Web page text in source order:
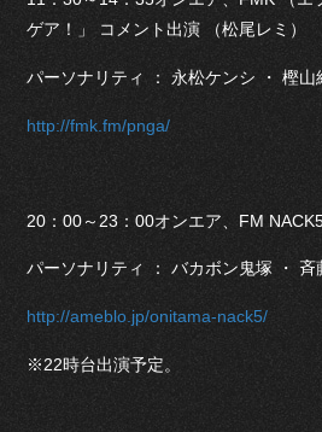
ゲア！」 コメント出演 （松尾レミ）
パーソナリティ ： 永松ケンシ ・ 樫山
http://fmk.fm/pnga/
20：00～23：00オンエア、FM
パーソナリティ ： バカボン鬼塚 ・ 斉
http://ameblo.jp/onitama-nack5/
※22時台出演予定。